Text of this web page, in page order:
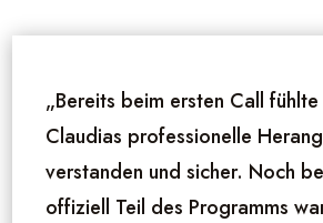
„Bereits beim ersten Call
Claudias professionelle
verstanden und sicher. Noch
offiziell Teil des Programms